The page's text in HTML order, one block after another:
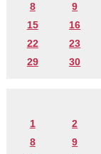
8 9
15
16
22
23
29
30
1 2
8
9